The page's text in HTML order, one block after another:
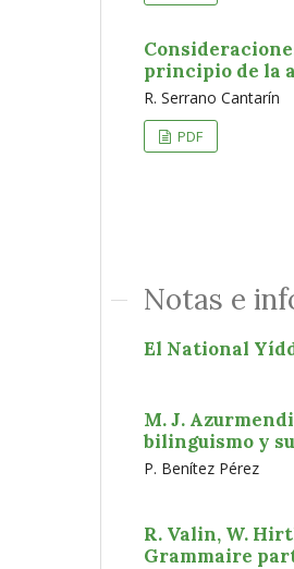
principio de la
R. Serrano Cantarín
PDF
Notas e
El National
M. J.
bilinguismo y
P. Benítez Pérez
R. Valin, W.
Grammaire